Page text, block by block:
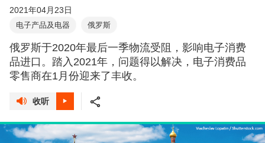
2021年04月23日
电子产品及电器 俄罗斯
俄罗斯于2020年最后一季物流受阻，影响电子消费
品进口。踏入2021年，问题得以解决，电子消费品
零售商在1月份迎来了丰收。
收听